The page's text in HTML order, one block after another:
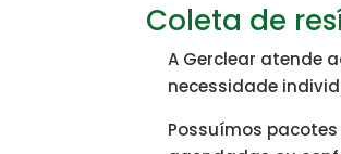
Coleta de
A Gerclear atende
necessidade
Possuímos